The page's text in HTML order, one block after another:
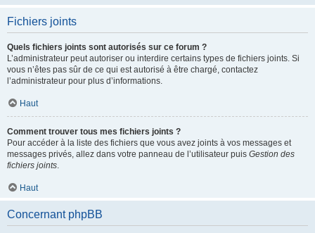
Fichiers joints
Quels fichiers joints sont autorisés sur ce forum ?
L’administrateur peut autoriser ou interdire certains types de fichiers joints. Si
vous n’êtes pas sûr de ce qui est autorisé à être chargé, contactez
l’administrateur pour plus d’informations.
Haut
Comment trouver tous mes fichiers joints ?
Pour accéder à la liste des fichiers que vous avez joints à vos messages et
messages privés, allez dans votre panneau de l’utilisateur puis Gestion des
fichiers joints.
Haut
Concernant phpBB